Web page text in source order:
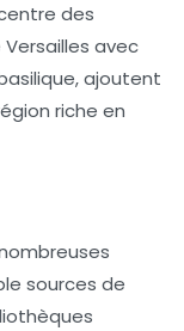
des
Versailles avec
ajoutent
riche en
sources de